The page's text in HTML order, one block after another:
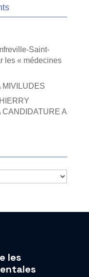
Saint-
les « médecines
MIVILUDES
A
les